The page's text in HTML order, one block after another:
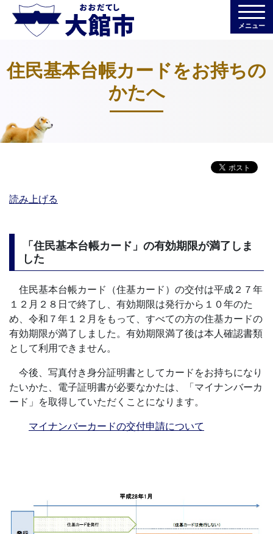
メニュー
住民基本台帳カードをお持ちの
かたへ
読み上げる
「住民基本台帳カード」の有効期限が満了しま
した
住民基本台帳カード（住基カード）の交付は平成２７年
１２月２８日で終了し、有効期限は発行から１０年のた
め、令和７年１２月をもって、すべての方の住基カードの
有効期限が満了しました。有効期限満了後は本人確認書類
として利用できません。
今後、写真付き身分証明書としてカードをお持ちになり
たいかた、電子証明書が必要なかたは、「マイナンバーカ
ード」を取得していただくことになります。
マイナンバーカードの交付申請について